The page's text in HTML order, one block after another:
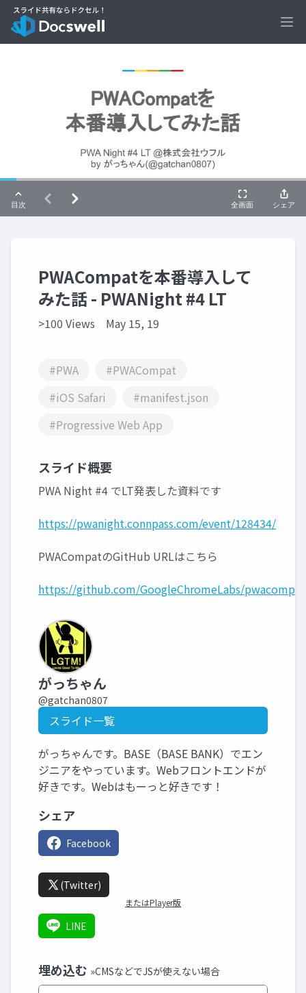
PWACompatを本番導入して
みた話 - PWANight #4 LT
>100 Views May 15, 19
#PWA
#PWACompat
#iOS Safari
#manifest.json
#Progressive Web App
スライド概要
PWA Night #4 でLT発表した資料です
https://pwanight.connpass.com/event/128434/
PWACompatのGitHub URLはこちら
https://github.com/GoogleChromeLabs/pwacompat
がっちゃん
@gatchan0807
スライド一覧
がっちゃんです。BASE（BASE BANK）でエン
ジニアをやっています。Webフロントエンドが
好きです。Webはもーっと好きです！
シェア
Facebook
(Twitter)
またはPlayer版
LINE
埋め込む »CMSなどでJSが使えない場合